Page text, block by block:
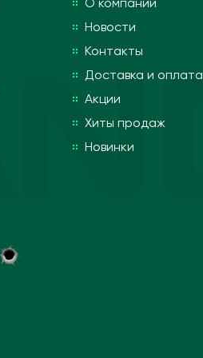
О компании
Новости
Контакты
Доставка и оплата
Акции
Хиты продаж
Новинки